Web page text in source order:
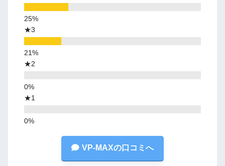
★3
★2
★1
VP-MAXの口コミへ